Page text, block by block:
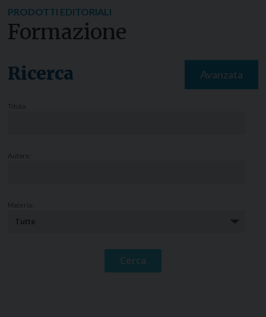
Notizie
PRODOTTI EDITORIALI
Formazione
Ricerca Avanzata
Titolo:
Autore:
Materia: